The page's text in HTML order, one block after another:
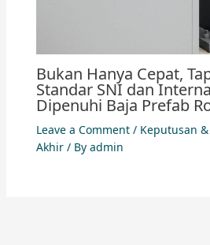
Bukan Hanya Cepat,
Standar SNI dan
Dipenuhi Baja Prefab
Leave a Comment / Keputusan
Akhir/ By admin